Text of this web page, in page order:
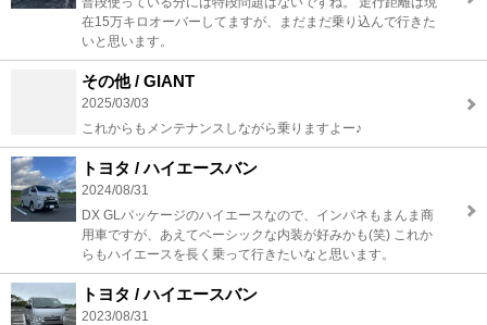
在15万キロオーバーしてますが、まだまだ乗り込んで行きた
いと思います。
その他 / GIANT
2025/03/03
これからもメンテナンスしながら乗りますよー♪
トヨタ / ハイエースバン
2024/08/31
DX GLパッケージのハイエースなので、インパネもまんま商
用車ですが、あえてベーシックな内装が好みかも(笑) これか
らもハイエースを長く乗って行きたいなと思います。
トヨタ / ハイエースバン
2023/08/31